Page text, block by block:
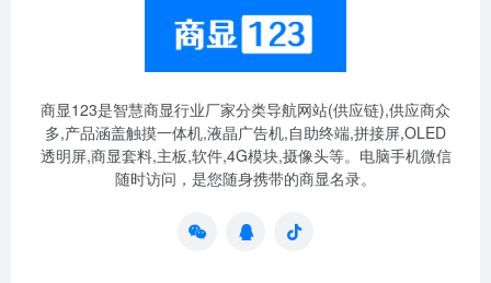
商显123是智慧商显行业厂家分类导航网站(供应链),供应商众
多,产品涵盖触摸一体机,液晶广告机,自助终端,拼接屏,OLED
透明屏,商显套料,主板,软件,4G模块,摄像头等。电脑手机微信
随时访问，是您随身携带的商显名录。